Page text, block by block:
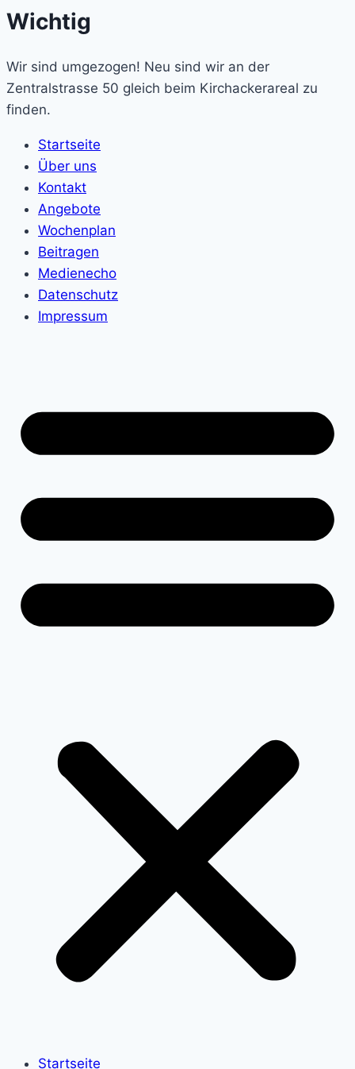
Wichtig
Wir sind umgezogen! Neu sind wir an der
Zentralstrasse 50 gleich beim Kirchackerareal zu
finden.
Startseite
Über uns
Kontakt
Angebote
Wochenplan
Beitragen
Medienecho
Datenschutz
Impressum
Startseite